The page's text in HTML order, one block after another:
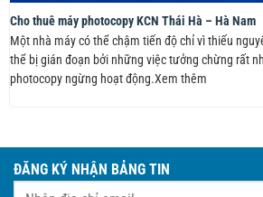
Cho thuê máy photocopy KCN Thái Hà – Hà Nam
Một nhà máy có thể chậm tiến độ chỉ vì thiếu
thể bị gián đoạn bởi những việc tưởng chừng rất
photocopy ngừng hoạt động.Xem thêm
ĐĂNG KÝ NHẬN BẢNG TIN